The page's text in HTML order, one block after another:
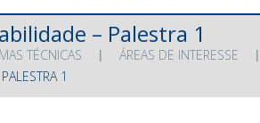
– Palestra 1
TÉCNICAS ÁREAS DE INTERESSE
1